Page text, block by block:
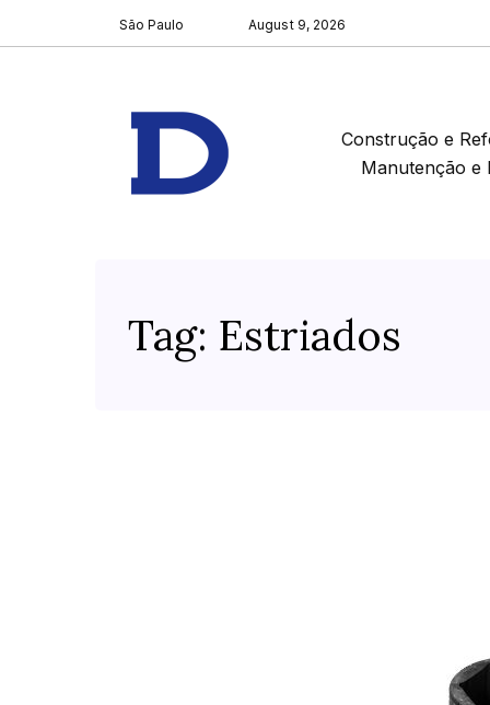
São Paulo August 9, 2026
Construção e
Manutenção e
Tag: Estriados